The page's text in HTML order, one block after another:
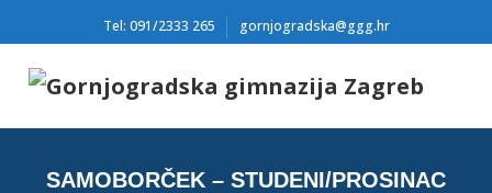
Tel: 091/2333 265 gornjogradska@ggg.hr
SAMOBORČEK – STUDENI/PROSINAC